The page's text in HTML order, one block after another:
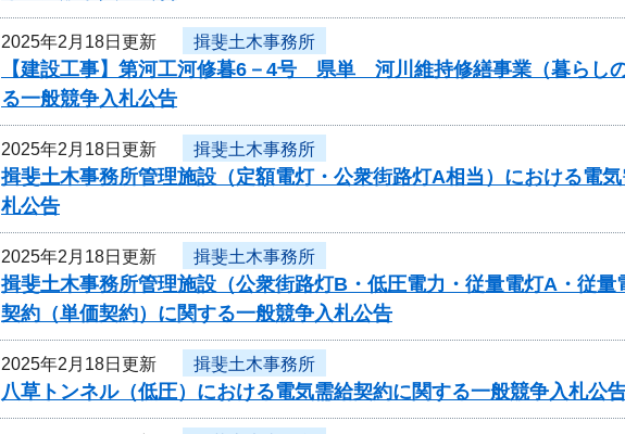
2025年2月18日更新 揖斐土木事務所
【建設工事】第河工河修暮6－4号 県単 河川維持修繕事業（暮らし
る一般競争入札公告
2025年2月18日更新 揖斐土木事務所
揖斐土木事務所管理施設（定額電灯・公衆街路灯A相当）における電
札公告
2025年2月18日更新 揖斐土木事務所
揖斐土木事務所管理施設（公衆街路灯B・低圧電力・従量電灯A・従
契約（単価契約）に関する一般競争入札公告
2025年2月18日更新 揖斐土木事務所
八草トンネル（低圧）における電気需給契約に関する一般競争入札公